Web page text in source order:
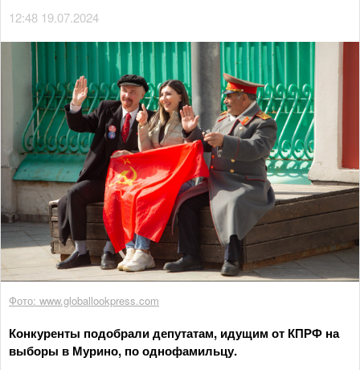
12:48 19.07.2024
Фото: www.globallookpress.com
Конкуренты подобрали депутатам, идущим от КПРФ на
выборы в Мурино, по однофамильцу.